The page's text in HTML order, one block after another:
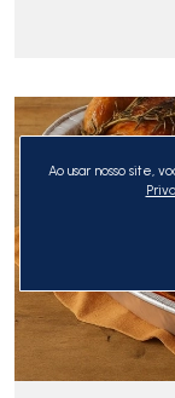
Ao usar nosso site,